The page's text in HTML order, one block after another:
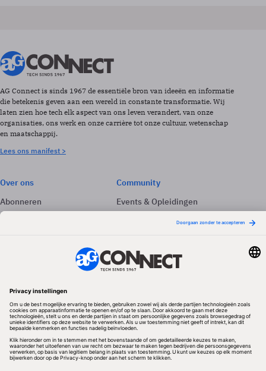
AG Connect is sinds 1967 de essentiële bron van ideeën en informatie
die betekenis geven aan een wereld in constante transformatie. Wij
laten zien hoe tech elk aspect van ons leven verandert, van onze
organisaties, ons werk en onze carrière tot onze cultuur, wetenschap
en maatschappij.
Lees ons manifest >
Over ons
Abonneren
Adverteren
Community
Events & Opleidingen
Nieuwsbrieven
Volg ons
Redactionele partner